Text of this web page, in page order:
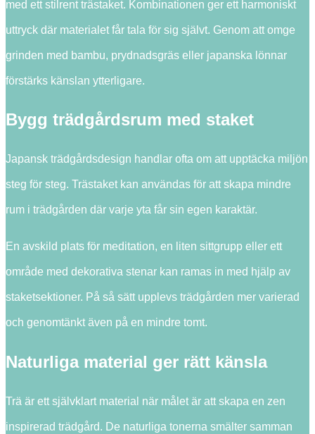
med ett stilrent trästaket. Kombinationen ger ett harmoniskt
uttryck där materialet får tala för sig självt. Genom att omge
grinden med bambu, prydnadsgräs eller japanska lönnar
förstärks känslan ytterligare.
Bygg trädgårdsrum med staket
Japansk trädgårdsdesign handlar ofta om att upptäcka miljön
steg för steg. Trästaket kan användas för att skapa mindre
rum i trädgården där varje yta får sin egen karaktär.
En avskild plats för meditation, en liten sittgrupp eller ett
område med dekorativa stenar kan ramas in med hjälp av
staketsektioner. På så sätt upplevs trädgården mer varierad
och genomtänkt även på en mindre tomt.
Naturliga material ger rätt känsla
Trä är ett självklart material när målet är att skapa en zen
inspirerad trädgård. De naturliga tonerna smälter samman